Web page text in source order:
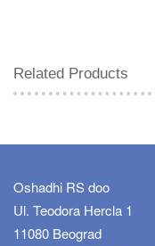
Related Products
Oshadhi RS doo
Ul. Teodora Hercla 1
11080 Beograd